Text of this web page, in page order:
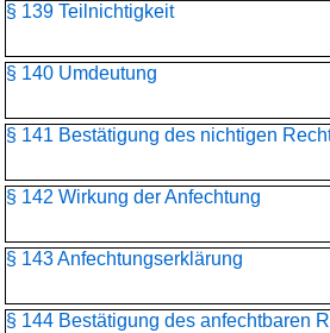
§ 139 Teilnichtigkeit
§ 140 Umdeutung
§ 141 Bestätigung des nichtigen
§ 142 Wirkung der Anfechtung
§ 143 Anfechtungserklärung
§ 144 Bestätigung des anfechtbaren